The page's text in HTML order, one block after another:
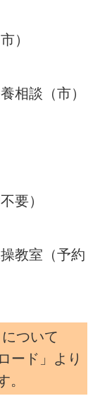
）
相談（市）
要）
教室（予約
ついて
ード」より
。